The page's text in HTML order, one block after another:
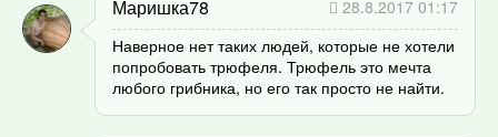
Маришка78
28.8.2017 01:17
Наверное нет таких людей, которые не хотели
попробовать трюфеля. Трюфель это мечта
любого грибника, но его так просто не найти.